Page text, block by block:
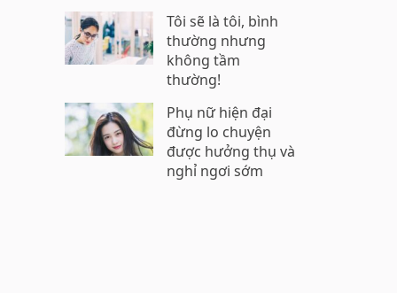
Tôi sẽ là tôi, bình
thường nhưng
không tầm
thường!
Phụ nữ hiện đại
đừng lo chuyện
được hưởng thụ và
nghỉ ngơi sớm